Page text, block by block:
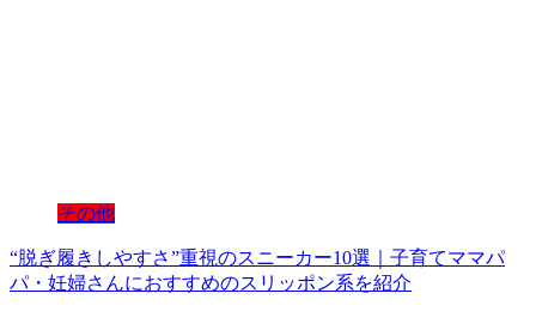
その他
“脱ぎ履きしやすさ”重視のスニーカー10選｜子育てママパ
パ・妊婦さんにおすすめのスリッポン系を紹介